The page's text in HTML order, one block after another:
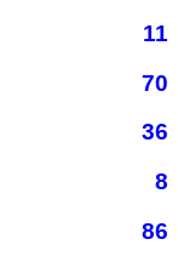
11
70
36
8
86